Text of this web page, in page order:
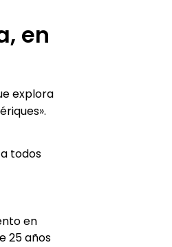
en
explora
todos
en
25 años